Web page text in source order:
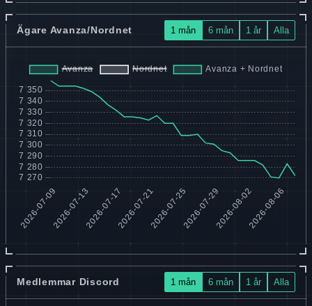
Ägare Avanza/Nordnet 1 mån 6 mån 1 år Alla
Medlemmar Discord 1 mån 6 mån 1 år Alla